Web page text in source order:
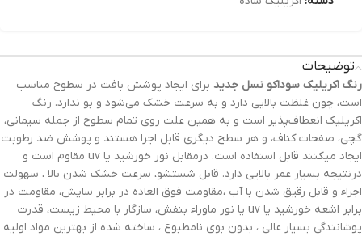
توضیحات
رنگ‌ اکریلیک سوداکو نسل جدید برای ایجاد پوشش بافت در سطوح مناسب
است، چون غلظت بالایی دارد و به سرعت خشک می‌شود و بو ندارد. رنگ
اکریلیک انعطاف‌پذیر است و به همین علت روی تمام سطوح از جمله سیمانی،
گچی، صفحات کناف، و هر سطح دیگری قابل اجرا هستند و پوشش ضد رطوبت
ایجاد میکنند قابل استفاده است. درمقابل نور خورشید یا uv مقاوم است و
درنتیجه بسیار عمر بالایی دارد. قابل شستشو، سرعت خشک شدن بالا ، سهولت
اجراء و قابل رقیق شدن با آب ،مقاومت فوق العاده در برابر سایش، مقاومت در
برابر اشعه خورشید یا uv یا نور ماوراء بنفش، سازگار با محیط زیست، قدرت
پوشانندگی بسیار عالی ، بدون بوی نامطبوع ، ساخته شده از بهترین مواد اولیه